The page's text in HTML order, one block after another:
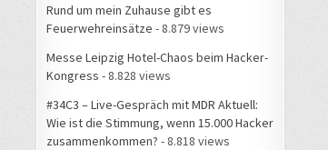
Rund um mein Zuhause gibt es
Feuerwehreinsätze - 8.879 views
Messe Leipzig Hotel-Chaos beim Hacker-
Kongress - 8.828 views
#34C3 – Live-Gespräch mit MDR Aktuell:
Wie ist die Stimmung, wenn 15.000 Hacker
zusammenkommen? - 8.818 views